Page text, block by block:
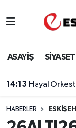
ASAYİŞ SİYASET
14:13 Hayal
HABERLER
Eskişehir
Eskişehir
Eskişehir